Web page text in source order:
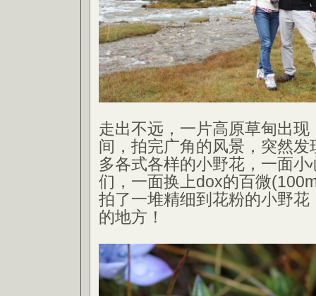
走出不远，一片高原草甸出
间，拍完广角的风景，突然
多各式各样的小野花，一面
们，一面换上dox的百微
拍了一堆精细到花粉的小野花
的地方！